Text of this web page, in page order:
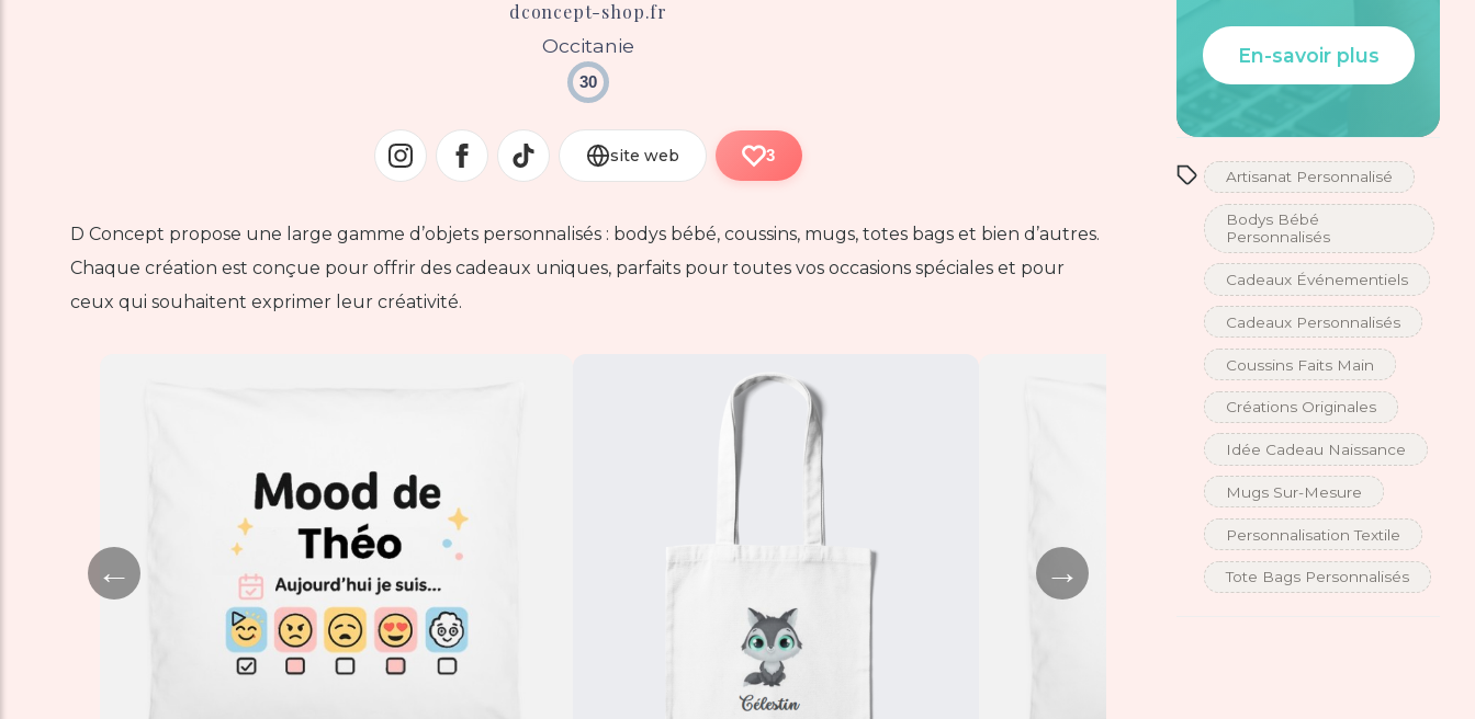
dconcept-shop.fr
Occitanie
30
site web 3
D Concept propose une large gamme d’objets personnalisés : bodys bébé, coussins, mugs, totes bags et bien d’autres.
Chaque création est conçue pour offrir des cadeaux uniques, parfaits pour toutes vos occasions spéciales et pour
ceux qui souhaitent exprimer leur créativité.
← →
En-savoir plus
Artisanat Personnalisé
Bodys Bébé
Personnalisés
Cadeaux Événementiels
Cadeaux Personnalisés
Coussins Faits Main
Créations Originales
Idée Cadeau Naissance
Mugs Sur-Mesure
Personnalisation Textile
Tote Bags Personnalisés